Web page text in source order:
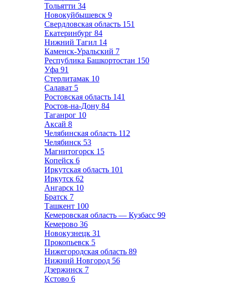
Тольятти 34
Новокуйбышевск 9
Свердловская область 151
Екатеринбург 84
Нижний Тагил 14
Каменск-Уральский 7
Республика Башкортостан 150
Уфа 91
Стерлитамак 10
Салават 5
Ростовская область 141
Ростов-на-Дону 84
Таганрог 10
Аксай 8
Челябинская область 112
Челябинск 53
Магнитогорск 15
Копейск 6
Иркутская область 101
Иркутск 62
Ангарск 10
Братск 7
Ташкент 100
Кемеровская область — Кузбасс 99
Кемерово 36
Новокузнецк 31
Прокопьевск 5
Нижегородская область 89
Нижний Новгород 56
Дзержинск 7
Кстово 6